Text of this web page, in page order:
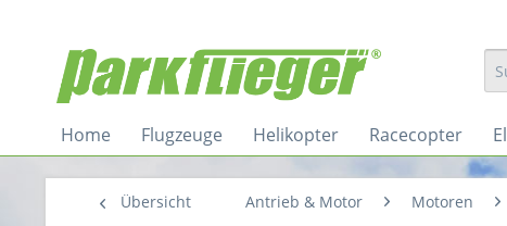
Home Flugzeuge Helikopter Racecopter
Übersicht Antrieb & Motor Motoren